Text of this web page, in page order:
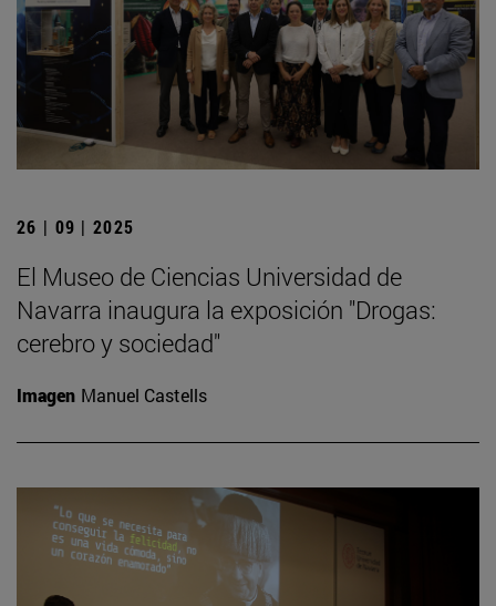
26 | 09 | 2025
El Museo de Ciencias Universidad de
Navarra inaugura la exposición "Drogas:
cerebro y sociedad"
Imagen Manuel Castells